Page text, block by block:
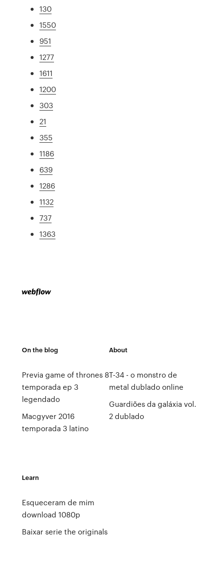
130
1550
951
1277
1611
1200
303
21
355
1186
639
1286
1132
737
1363
On the blog
Previa game of thrones 8
temporada ep 3
legendado
Macgyver 2016
temporada 3 latino
About
T-34 - o monstro de
metal dublado online
Guardiões da galáxia vol.
2 dublado
Learn
Esqueceram de mim
download 1080p
Baixar serie the originals